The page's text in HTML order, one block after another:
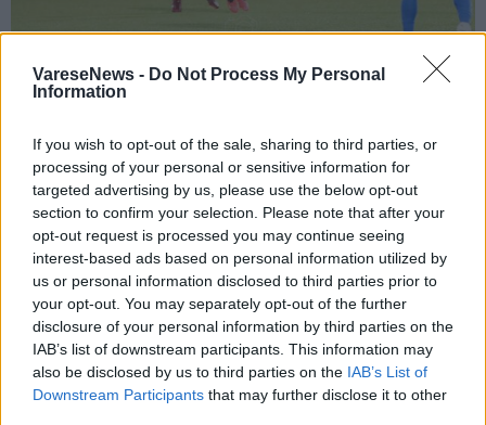
VareseNews - Do Not Process My Personal
Information
If you wish to opt-out of the sale, sharing to third parties, or
processing of your personal or sensitive information for
targeted advertising by us, please use the below opt-out
section to confirm your selection. Please note that after your
opt-out request is processed you may continue seeing
interest-based ads based on personal information utilized by
us or personal information disclosed to third parties prior to
your opt-out. You may separately opt-out of the further
disclosure of your personal information by third parties on the
IAB’s list of downstream participants. This information may
also be disclosed by us to third parties on the IAB’s List of
Downstream Participants that may further disclose it to other
CALCIO
rimonta il derby in 4 minuti